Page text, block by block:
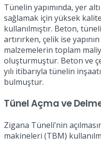
Tünelin yapımında, yer altı
sağlamak için yüksek
kullanılmıştır. Beton,
artırırken, çelik ise
malzemelerin toplam
oluşturmuştur. Beton ve
yılı itibarıyla tünelin
bulmuştur.
Tünel Açma ve
Zigana Tüneli’nin
makineleri (TBM)